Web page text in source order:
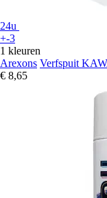
24u
+-3
1 kleuren
Arexons Verfspuit
€ 8,65